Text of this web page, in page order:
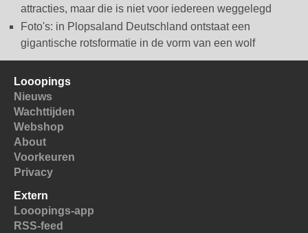
attracties, maar die is niet voor iedereen weggelegd
Foto's: in Plopsaland Deutschland ontstaat een
gigantische rotsformatie in de vorm van een wolf
Looopings
Nieuws
Wachttijden
Webshop
About
Voorkeuren
Privacy
Extern
Looopings-app
RSS-feed